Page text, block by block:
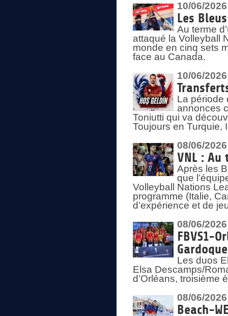
10/06/2026
Les
Au terme
attaqué la Volleyball
monde en cinq sets
face au Canada.
10/06/2026
La période
annonces
Toniutti qui va
Toujours en Turquie,
08/06/2026
VNL : Au
Après les
que
Volleyball Nations
programme (Italie,
d’expérience et de
08/06/2026
FBVS1-
Les duos
Elsa Descamps/
d’Orléans, troisième
08/06/2026
Beach-